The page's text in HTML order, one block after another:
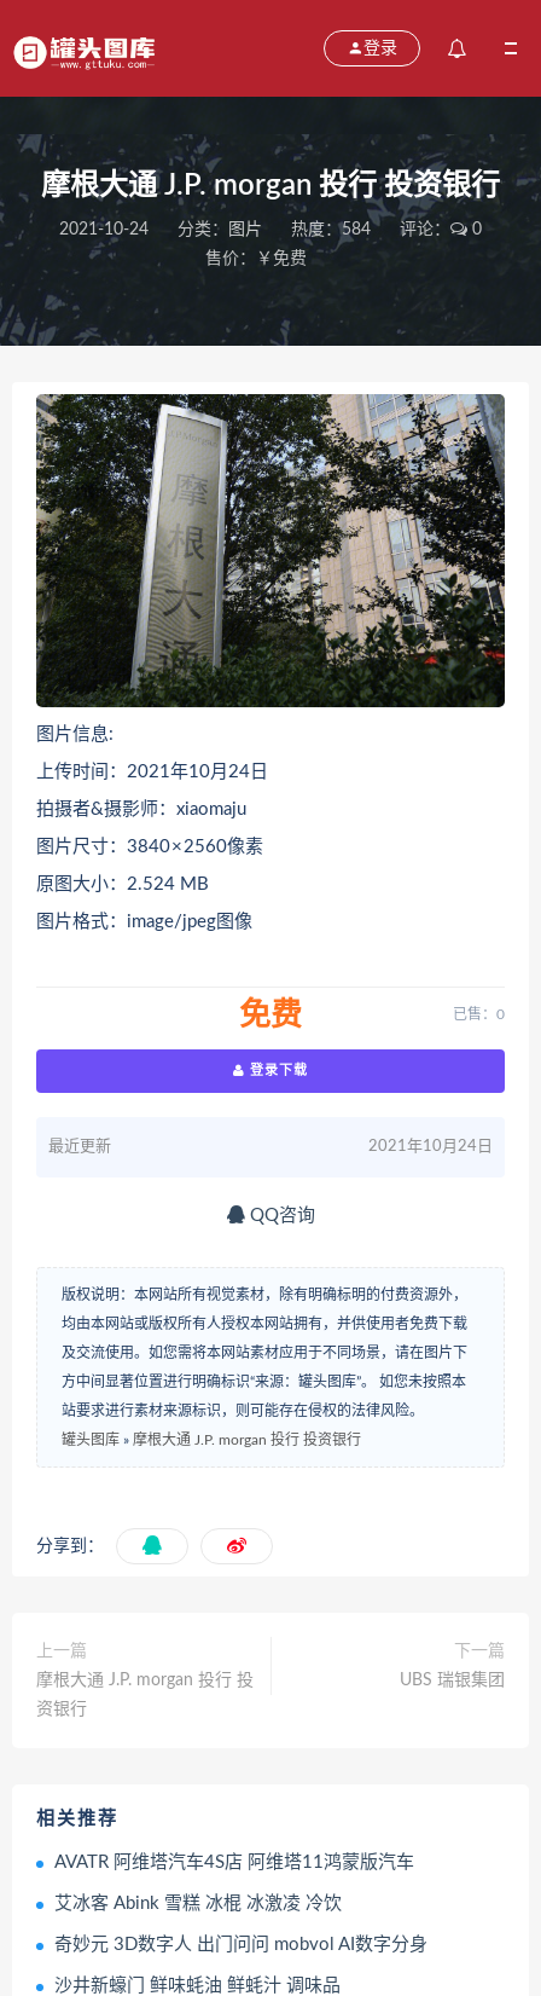
登录
摩根大通 J.P. morgan 投行 投资银行
2021-10-24 分类： 图片 热度：584 评论：
0
售价：￥免费
图片信息:
上传时间：2021年10月24日
拍摄者&摄影师：xiaomaju
图片尺寸：3840 × 2560像素
原图大小：2.524 MB
图片格式：image/jpeg图像
免费 已售：0
登录下载
最近更新 2021年10月24日
QQ咨询
版权说明：本网站所有视觉素材，除有明确标明的付费资源外，
均由本网站或版权所有人授权本网站拥有，并供使用者免费下载
及交流使用。如您需将本网站素材应用于不同场景，请在图片下
方中间显著位置进行明确标识“来源：罐头图库”。 如您未按照本
站要求进行素材来源标识，则可能存在侵权的法律风险。
罐头图库 » 摩根大通 J.P. morgan 投行 投资银行
分享到：
上一篇
摩根大通 J.P. morgan 投行 投
资银行
下一篇
UBS 瑞银集团
相关推荐
AVATR 阿维塔汽车4S店 阿维塔11鸿蒙版汽车
艾冰客 Abink 雪糕 冰棍 冰激凌 冷饮
奇妙元 3D数字人 出门问问 mobvol AI数字分身
沙井新蠔门 鲜味蚝油 鲜蚝汁 调味品